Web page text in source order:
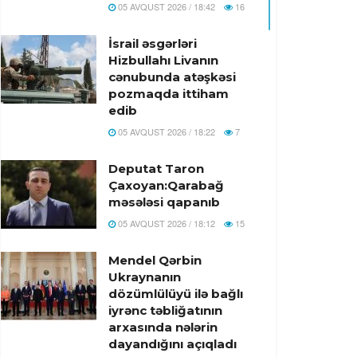
05 AVQUST 2026 / 18:42 16
İsrail əsgərləri
Hizbullahı Livanın
cənubunda atəşkəsi
pozmaqda ittiham
edib
05 AVQUST 2026 / 18:22 7
Deputat Taron
Çaxoyan:Qarabağ
məsələsi qapanıb
05 AVQUST 2026 / 18:12 15
Mendel Qərbin
Ukraynanın
dözümlülüyü ilə bağlı
iyrənc təbliğatının
arxasında nələrin
dayandığını açıqladı